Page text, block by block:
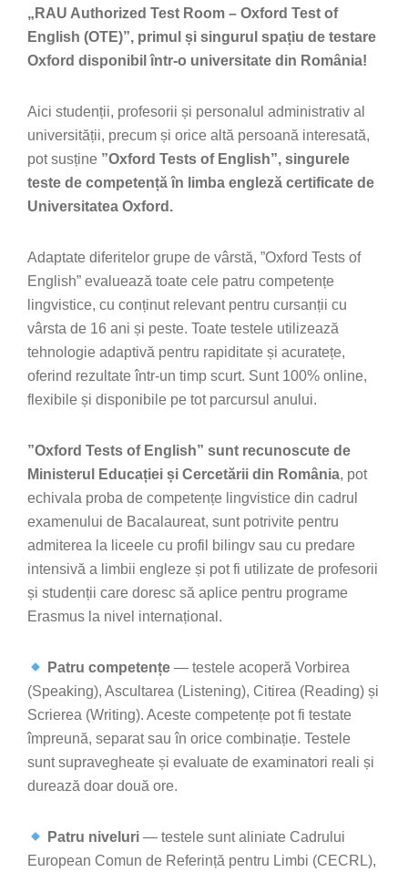
„RAU Authorized Test Room – Oxford Test of
English (OTE)”, primul și singurul spațiu de testare
Oxford disponibil într-o universitate din România!
Aici studenții, profesorii și personalul administrativ al
universității, precum și orice altă persoană interesată,
pot susține ”Oxford Tests of English”, singurele
teste de competență în limba engleză certificate de
Universitatea Oxford.
Adaptate diferitelor grupe de vârstă, ”Oxford Tests of
English” evaluează toate cele patru competențe
lingvistice, cu conținut relevant pentru cursanții cu
vârsta de 16 ani și peste. Toate testele utilizează
tehnologie adaptivă pentru rapiditate și acuratețe,
oferind rezultate într-un timp scurt. Sunt 100% online,
flexibile și disponibile pe tot parcursul anului.
”Oxford Tests of English” sunt recunoscute de
Ministerul Educației și Cercetării din România, pot
echivala proba de competențe lingvistice din cadrul
examenului de Bacalaureat, sunt potrivite pentru
admiterea la liceele cu profil bilingv sau cu predare
intensivă a limbii engleze și pot fi utilizate de profesorii
și studenții care doresc să aplice pentru programe
Erasmus la nivel internațional.
Patru competențe — testele acoperă Vorbirea
(Speaking), Ascultarea (Listening), Citirea (Reading) și
Scrierea (Writing). Aceste competențe pot fi testate
împreună, separat sau în orice combinație. Testele
sunt supravegheate și evaluate de examinatori reali și
durează doar două ore.
Patru niveluri — testele sunt aliniate Cadrului
European Comun de Referință pentru Limbi (CECRL),